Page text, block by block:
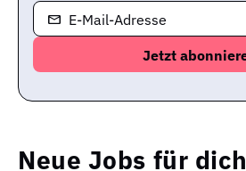
E-Mail-Adresse
Neue Jobs für dich